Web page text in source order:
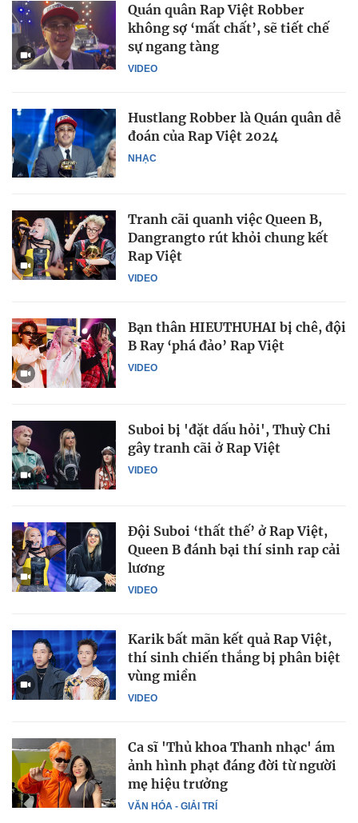
VIDEO
Quán quân Rap Việt Robber
không sợ ‘mất chất’, sẽ tiết chế
sự ngang tàng
NHẠC
Hustlang Robber là Quán quân dễ
đoán của Rap Việt 2024
VIDEO
Tranh cãi quanh việc Queen B,
Dangrangto rút khỏi chung kết
Rap Việt
VIDEO
Bạn thân HIEUTHUHAI bị chê, đội
B Ray ‘phá đảo’ Rap Việt
VIDEO
Suboi bị 'đặt dấu hỏi', Thuỳ Chi
gây tranh cãi ở Rap Việt
VIDEO
Đội Suboi ‘thất thế’ ở Rap Việt,
Queen B đánh bại thí sinh rap cải
lương
VIDEO
Karik bất mãn kết quả Rap Việt,
thí sinh chiến thắng bị phân biệt
vùng miền
VĂN HÓA - GIẢI TRÍ
Ca sĩ 'Thủ khoa Thanh nhạc' ám
ảnh hình phạt đáng đời từ người
mẹ hiệu trưởng